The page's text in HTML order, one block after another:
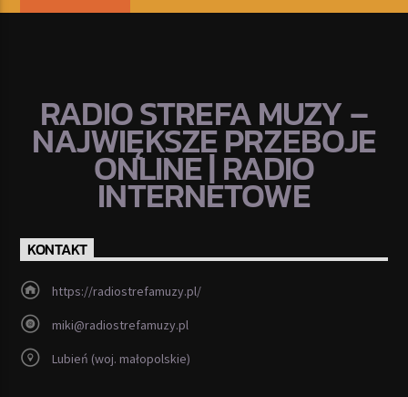
RADIO STREFA MUZY –
NAJWIĘKSZE PRZEBOJE
ONLINE | RADIO
INTERNETOWE
KONTAKT
https://radiostrefamuzy.pl/
miki@radiostrefamuzy.pl
Lubień (woj. małopolskie)